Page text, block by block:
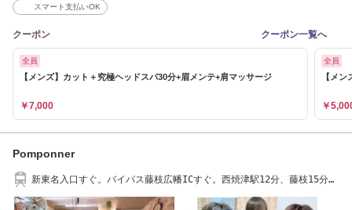
スマート支払いOK
クーポン クーポン一覧へ
全員
【メンズ】カット＋究極ヘッドスパ30分+眉メンテ+肩マッサージ
￥7,000
全員
【メ
￥
Pomponner
新東名入口すぐ。バイパス藤枝広幡ICすぐ。西焼津駅12分、藤枝15分、